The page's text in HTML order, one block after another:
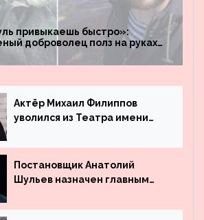
привыкаешь быстро»:
доброволец полз на руках
через заминированное
Актёр Михаил Филиппов
уволился из Театра имени
Постановщик Анатолий
Шульев назначен главным
Вахтангова